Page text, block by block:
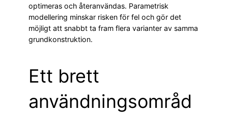
optimeras och återanvändas. Parametrisk
modellering minskar risken för fel och gör det
möjligt att snabbt ta fram flera varianter av samma
grundkonstruktion.
Ett brett
användningsområd